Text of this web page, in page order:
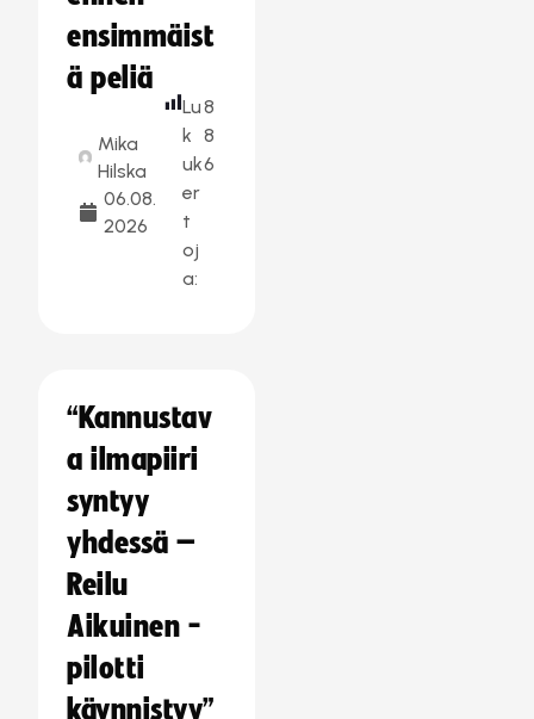
ensimmäist
ä peliä
Mika
Hilska
06.08.
2026
Lu
k
uk
er
t
oj
a:
8
8
6
“Kannustav
a ilmapiiri
syntyy
yhdessä –
Reilu
Aikuinen -
pilotti
käynnistyy”